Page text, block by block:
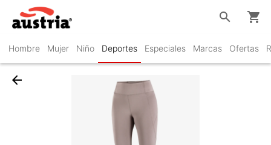
Hombre Mujer Niño Deportes Especiales Marcas Ofertas
search shopping_cart
arrow_back